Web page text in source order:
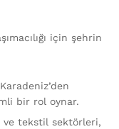
için şehrin
bir rol oynar.
ve tekstil sektörleri,